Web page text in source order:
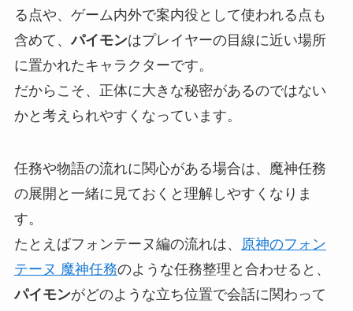
る点や、ゲーム内外で案内役として使われる点も
含めて、パイモンはプレイヤーの目線に近い場所
に置かれたキャラクターです。
だからこそ、正体に大きな秘密があるのではない
かと考えられやすくなっています。
任務や物語の流れに関心がある場合は、魔神任務
の展開と一緒に見ておくと理解しやすくなりま
す。
たとえばフォンテーヌ編の流れは、
原神のフォン
テーヌ 魔神任務のような任務整理と合わせると、
パイモンがどのような立ち位置で会話に関わって